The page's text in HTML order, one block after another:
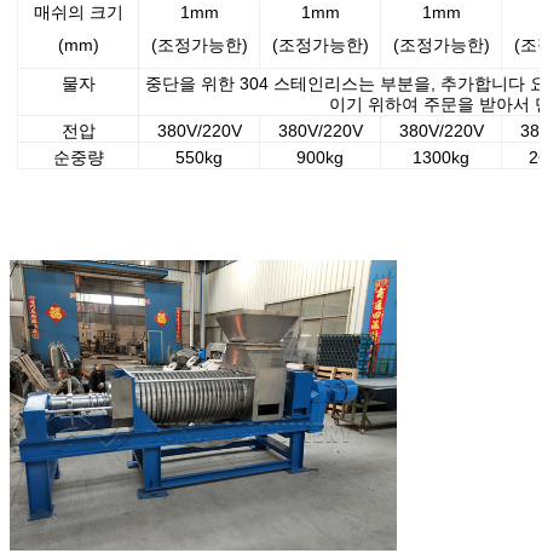
매쉬의 크기
(mm)
1mm
(조정가능한)
1mm
(조정가능한)
1mm
(조정가능한)
(조
물자
중단을 위한 304 스테인리스는 부분을, 추가합니다
이기 위하여 주문을 받아서
전압
380V/220V 380V/220V 380V/220V
순중량
550kg 900kg 1300kg